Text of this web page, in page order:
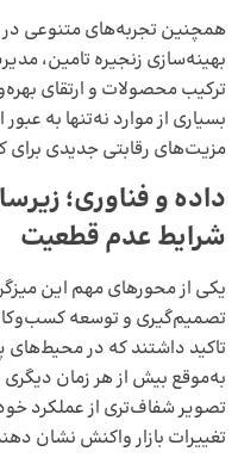
همچنین تجربه‌های متنوعی در
بهینه‌سازی زنجیره تامین،
ترکیب محصولات و ارتقای
بسیاری از موارد نه‌تنها به
مزیت‌های رقابتی جدیدی برای
داده و فناوری؛
شرایط عدم قطعیت
یکی از محورهای مهم این
تصمیم‌گیری و توسعه
تاکید داشتند که در
به‌موقع بیش از هر زمان
تصویر شفاف‌تری از عملکرد خود
تغییرات بازار واکنش نشان